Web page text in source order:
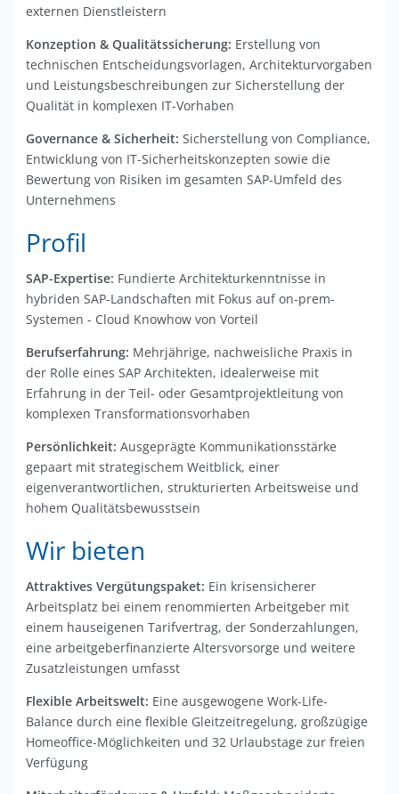
externen Dienstleistern
Konzeption & Qualitätssicherung: Erstellung von
technischen Entscheidungsvorlagen, Architekturvorgaben
und Leistungsbeschreibungen zur Sicherstellung der
Qualität in komplexen IT-Vorhaben
Governance & Sicherheit: Sicherstellung von Compliance,
Entwicklung von IT-Sicherheitskonzepten sowie die
Bewertung von Risiken im gesamten SAP-Umfeld des
Unternehmens
Profil
SAP-Expertise: Fundierte Architekturkenntnisse in
hybriden SAP-Landschaften mit Fokus auf on-prem-
Systemen - Cloud Knowhow von Vorteil
Berufserfahrung: Mehrjährige, nachweisliche Praxis in
der Rolle eines SAP Architekten, idealerweise mit
Erfahrung in der Teil- oder Gesamtprojektleitung von
komplexen Transformationsvorhaben
Persönlichkeit: Ausgeprägte Kommunikationsstärke
gepaart mit strategischem Weitblick, einer
eigenverantwortlichen, strukturierten Arbeitsweise und
hohem Qualitätsbewusstsein
Wir bieten
Attraktives Vergütungspaket: Ein krisensicherer
Arbeitsplatz bei einem renommierten Arbeitgeber mit
einem hauseigenen Tarifvertrag, der Sonderzahlungen,
eine arbeitgeberfinanzierte Altersvorsorge und weitere
Zusatzleistungen umfasst
Flexible Arbeitswelt: Eine ausgewogene Work-Life-
Balance durch eine flexible Gleitzeitregelung, großzügige
Homeoffice-Möglichkeiten und 32 Urlaubstage zur freien
Verfügung